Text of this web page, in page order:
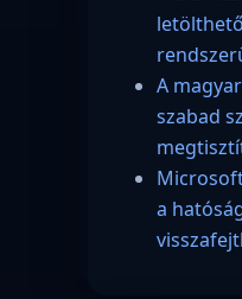
A
szabad
a